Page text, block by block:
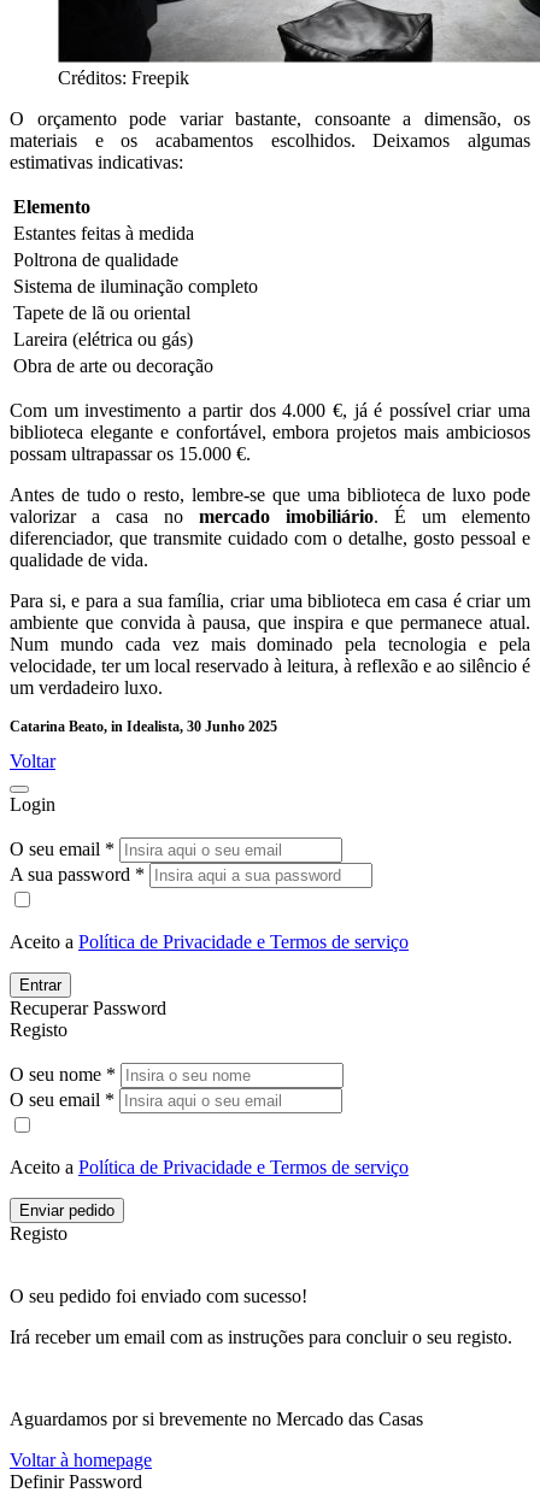
Créditos: Freepik
O orçamento pode variar bastante, consoante a dimensão, os
materiais e os acabamentos escolhidos. Deixamos algumas
estimativas indicativas:
Elemento
Estantes feitas à medida
Poltrona de qualidade
Sistema de iluminação completo
Tapete de lã ou oriental
Lareira (elétrica ou gás)
Obra de arte ou decoração
Com um investimento a partir dos 4.000 €, já é possível criar uma
biblioteca elegante e confortável, embora projetos mais ambiciosos
possam ultrapassar os 15.000 €.
Antes de tudo o resto, lembre-se que uma biblioteca de luxo pode
valorizar a casa no mercado imobiliário. É um elemento
diferenciador, que transmite cuidado com o detalhe, gosto pessoal e
qualidade de vida.
Para si, e para a sua família, criar uma biblioteca em casa é criar um
ambiente que convida à pausa, que inspira e que permanece atual.
Num mundo cada vez mais dominado pela tecnologia e pela
velocidade, ter um local reservado à leitura, à reflexão e ao silêncio é
um verdadeiro luxo.
Catarina Beato, in Idealista, 30 Junho 2025
Voltar
Login
O seu email *
A sua password *
Aceito a Política de Privacidade e Termos de serviço
Entrar
Recuperar Password
Registo
O seu nome *
O seu email *
Aceito a Política de Privacidade e Termos de serviço
Enviar pedido
Registo
O seu pedido foi enviado com sucesso!
Irá receber um email com as instruções para concluir o seu registo.
Aguardamos por si brevemente no Mercado das Casas
Voltar à homepage
Definir Password